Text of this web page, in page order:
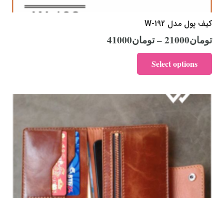
کیف پول مدل W-192
تومان21000
–تومان41000
Select options